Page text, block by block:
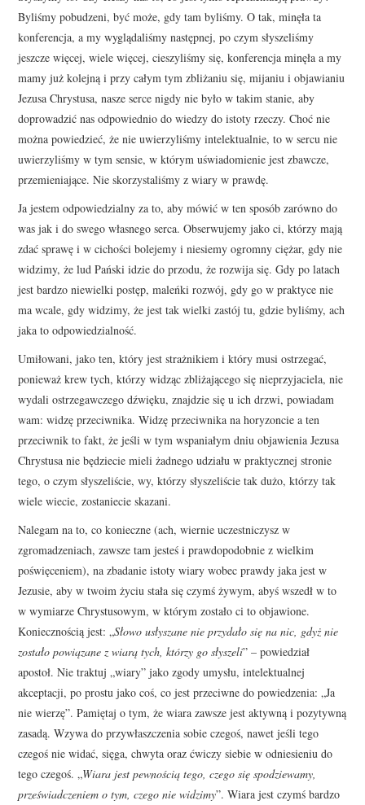
Byliśmy pobudzeni, być może, gdy tam byliśmy. O tak, minęła ta
konferencja, a my wyglądaliśmy następnej, po czym słyszeliśmy
jeszcze więcej, wiele więcej, cieszyliśmy się, konferencja minęła a my
mamy już kolejną i przy całym tym zbliżaniu się, mijaniu i objawianiu
Jezusa Chrystusa, nasze serce nigdy nie było w takim stanie, aby
doprowadzić nas odpowiednio do wiedzy do istoty rzeczy. Choć nie
można powiedzieć, że nie uwierzyliśmy intelektualnie, to w sercu nie
uwierzyliśmy w tym sensie, w którym uświadomienie jest zbawcze,
przemieniające. Nie skorzystaliśmy z wiary w prawdę.
Ja jestem odpowiedzialny za to, aby mówić w ten sposób zarówno do
was jak i do swego własnego serca. Obserwujemy jako ci, którzy mają
zdać sprawę i w cichości bolejemy i niesiemy ogromny ciężar, gdy nie
widzimy, że lud Pański idzie do przodu, że rozwija się. Gdy po latach
jest bardzo niewielki postęp, maleńki rozwój, gdy go w praktyce nie
ma wcale, gdy widzimy, że jest tak wielki zastój tu, gdzie byliśmy, ach
jaka to odpowiedzialność.
Umiłowani, jako ten, który jest strażnikiem i który musi ostrzegać,
ponieważ krew tych, którzy widząc zbliżającego się nieprzyjaciela, nie
wydali ostrzegawczego dźwięku, znajdzie się u ich drzwi, powiadam
wam: widzę przeciwnika. Widzę przeciwnika na horyzoncie a ten
przeciwnik to fakt, że jeśli w tym wspaniałym dniu objawienia Jezusa
Chrystusa nie będziecie mieli żadnego udziału w praktycznej stronie
tego, o czym słyszeliście, wy, którzy słyszeliście tak dużo, którzy tak
wiele wiecie, zostaniecie skazani.
Nalegam na to, co konieczne (ach, wiernie uczestniczysz w
zgromadzeniach, zawsze tam jesteś i prawdopodobnie z wielkim
poświęceniem), na zbadanie istoty wiary wobec prawdy jaka jest w
Jezusie, aby w twoim życiu stała się czymś żywym, abyś wszedł w to
w wymiarze Chrystusowym, w którym zostało ci to objawione.
Koniecznością jest: „Słowo usłyszane nie przydało się na nic, gdyż nie
zostało powiązane z wiarą tych, którzy go słyszeli” – powiedział
apostoł. Nie traktuj „wiary” jako zgody umysłu, intelektualnej
akceptacji, po prostu jako coś, co jest przeciwne do powiedzenia: „Ja
nie wierzę”. Pamiętaj o tym, że wiara zawsze jest aktywną i pozytywną
zasadą. Wzywa do przywłaszczenia sobie czegoś, nawet jeśli tego
czegoś nie widać, sięga, chwyta oraz ćwiczy siebie w odniesieniu do
tego czegoś. „Wiara jest pewnością tego, czego się spodziewamy,
przeświadczeniem o tym, czego nie widzimy”. Wiara jest czymś bardzo